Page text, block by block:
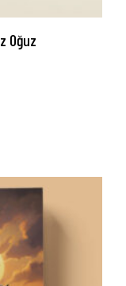
Oğuz